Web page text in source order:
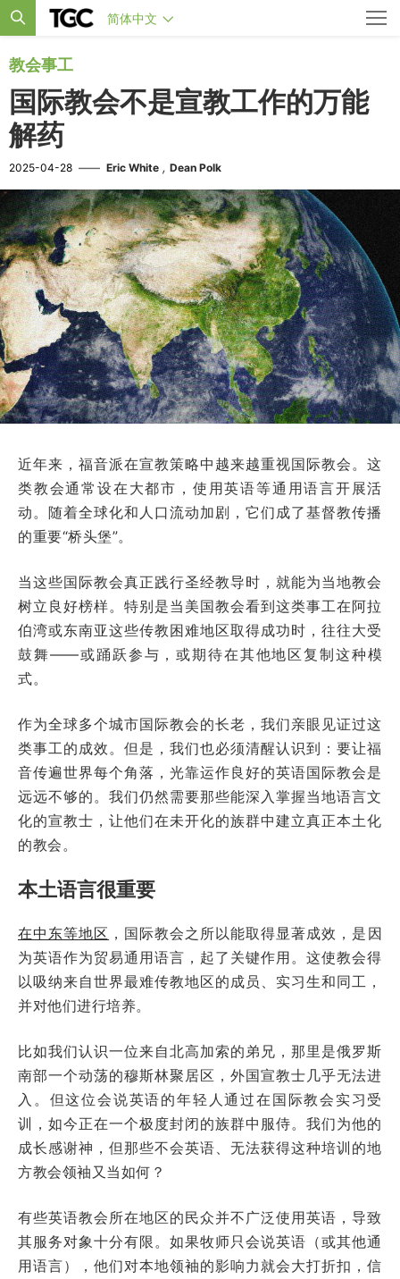
简体中文
教会事工
国际教会不是宣教工作的万能
解药
2025-04-28 —— Eric White , Dean Polk
近年来，福音派在宣教策略中越来越重视国际教会。这
类教会通常设在大都市，使用英语等通用语言开展活
动。随着全球化和人口流动加剧，它们成了基督教传播
的重要“桥头堡”。
当这些国际教会真正践行圣经教导时，就能为当地教会
树立良好榜样。特别是当美国教会看到这类事工在阿拉
伯湾或东南亚这些传教困难地区取得成功时，往往大受
鼓舞——或踊跃参与，或期待在其他地区复制这种模
式。
作为全球多个城市国际教会的长老，我们亲眼见证过这
类事工的成效。但是，我们也必须清醒认识到：要让福
音传遍世界每个角落，光靠运作良好的英语国际教会是
远远不够的。我们仍然需要那些能深入掌握当地语言文
化的宣教士，让他们在未开化的族群中建立真正本土化
的教会。
本土语言很重要
在中东等地区 ，国际教会之所以能取得显著成效，是因
为英语作为贸易通用语言，起了关键作用。这使教会得
以吸纳来自世界最难传教地区的成员、实习生和同工，
并对他们进行培养。
比如我们认识一位来自北高加索的弟兄，那里是俄罗斯
南部一个动荡的穆斯林聚居区，外国宣教士几乎无法进
入。但这位会说英语的年轻人通过在国际教会实习受
训，如今正在一个极度封闭的族群中服侍。我们为他的
成长感谢神，但那些不会英语、无法获得这种培训的地
方教会领袖又当如何？
有些英语教会所在地区的民众并不广泛使用英语，导致
其服务对象十分有限。如果牧师只会说英语（或其他通
用语言），他们对本地领袖的影响力就会大打折扣，信